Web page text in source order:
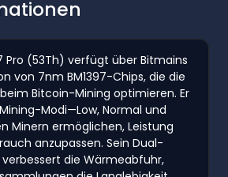
Pro (53Th) verfügt über Bitmains
von 7nm BM1397-Chips, die die
Bitcoin-Mining optimieren. Er
Modi—Low, Normal und
Minern ermöglichen, Leistung
anzupassen. Sein Dual-
die Wärmeabfuhr,